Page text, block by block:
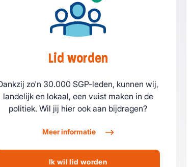
Lid worden
zo'n 30.000 SGP-leden, kunnen wij,
landelijk en lokaal, een vuist maken in de
politiek. Wil jij hier ook aan bijdragen?
Meer informatie
Ik wil lid worden